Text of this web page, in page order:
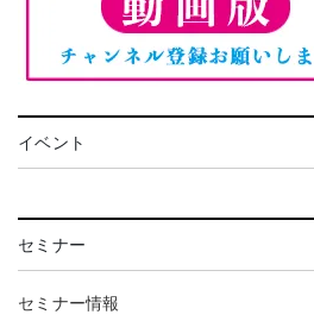
イベント
セミナー
セミナー情報